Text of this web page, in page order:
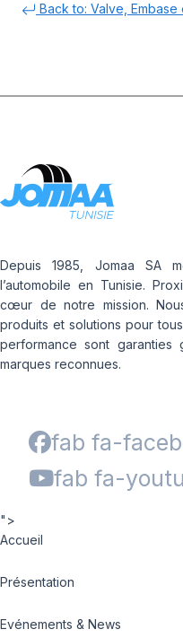
Back to: Valve, Embase
Depuis 1985, Jomaa SA
l’automobile en Tunisie.
cœur de notre mission.
produits et solutions pour
performance sont
marques reconnues.
fab fa-
fab fa-
">
Accueil
Présentation
Evénements & News